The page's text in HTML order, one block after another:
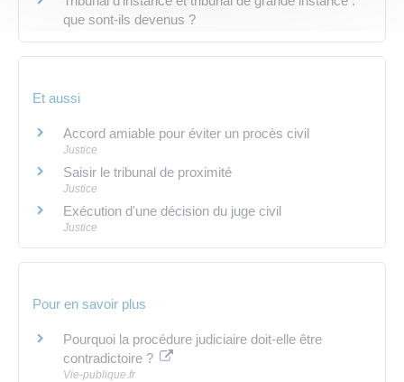
que sont-ils devenus ?
Et aussi
Accord amiable pour éviter un procès civil
Justice
Saisir le tribunal de proximité
Justice
Exécution d'une décision du juge civil
Justice
Pour en savoir plus
Pourquoi la procédure judiciaire doit-elle être
contradictoire ?
Vie-publique.fr